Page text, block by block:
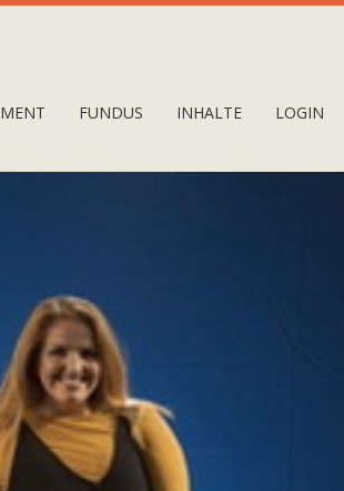
FUNDUS INHALTE LOGIN